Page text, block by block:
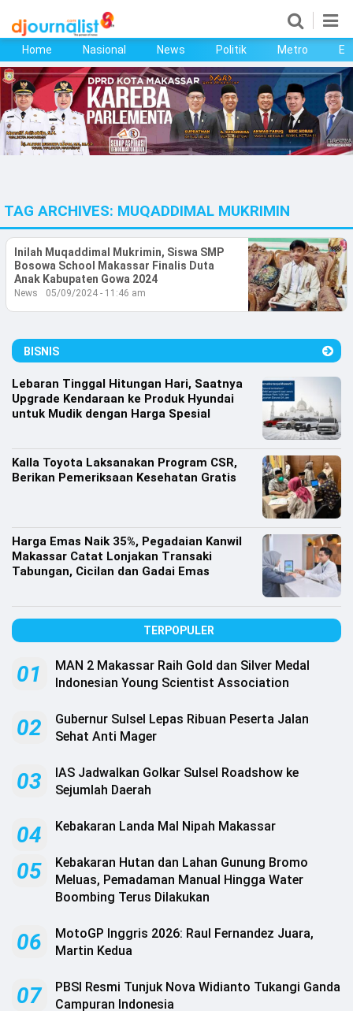
Home
Nasional
News
Metro
Ekonomi
Bisnis
Lifestyle
Olahraga
Opini
©
Copyright
All
Right
Reserved
Home Nasional News Politik Metro
TAG ARCHIVES: MUQADDIMAL MUKRIMIN
Inilah Muqaddimal Mukrimin, Siswa SMP
Bosowa School Makassar Finalis Duta
Anak Kabupaten Gowa 2024
News 05/09/2024 - 11:46 am
BISNIS
Lebaran Tinggal Hitungan Hari, Saatnya
Upgrade Kendaraan ke Produk Hyundai
untuk Mudik dengan Harga Spesial
Kalla Toyota Laksanakan Program CSR,
Berikan Pemeriksaan Kesehatan Gratis
Harga Emas Naik 35%, Pegadaian Kanwil
Makassar Catat Lonjakan Transaki
Tabungan, Cicilan dan Gadai Emas
TERPOPULER
01
MAN 2 Makassar Raih Gold dan Silver Medal
Indonesian Young Scientist Association
02
Gubernur Sulsel Lepas Ribuan Peserta Jalan
Sehat Anti Mager
03
IAS Jadwalkan Golkar Sulsel Roadshow ke
Sejumlah Daerah
04 Kebakaran Landa Mal Nipah Makassar
05
‎Kebakaran Hutan dan Lahan Gunung Bromo
Meluas, Pemadaman Manual Hingga Water
Boombing Terus Dilakukan ‎
06
MotoGP Inggris 2026: Raul Fernandez Juara,
Martin Kedua
07
PBSI Resmi Tunjuk Nova Widianto Tukangi Ganda
Campuran Indonesia